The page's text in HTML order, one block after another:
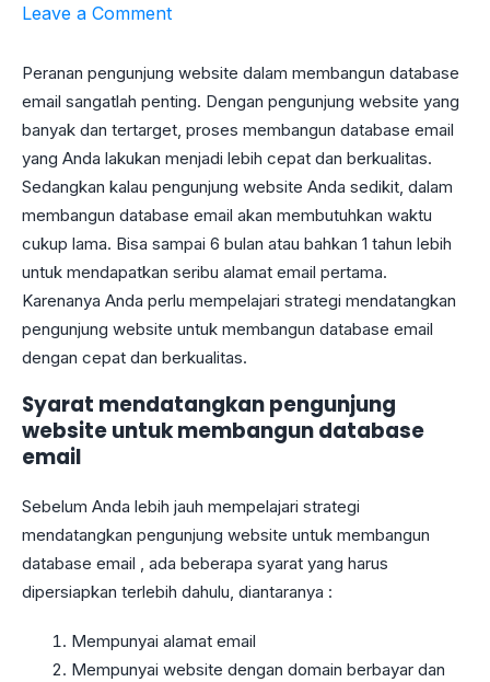
Leave a Comment
Peranan pengunjung website dalam membangun database
email sangatlah penting. Dengan pengunjung website yang
banyak dan tertarget, proses membangun database email
yang Anda lakukan menjadi lebih cepat dan berkualitas.
Sedangkan kalau pengunjung website Anda sedikit, dalam
membangun database email akan membutuhkan waktu
cukup lama. Bisa sampai 6 bulan atau bahkan 1 tahun lebih
untuk mendapatkan seribu alamat email pertama.
Karenanya Anda perlu mempelajari strategi mendatangkan
pengunjung website untuk membangun database email
dengan cepat dan berkualitas.
Syarat mendatangkan pengunjung
website untuk membangun database
email
Sebelum Anda lebih jauh mempelajari strategi
mendatangkan pengunjung website untuk membangun
database email , ada beberapa syarat yang harus
dipersiapkan terlebih dahulu, diantaranya :
Mempunyai alamat email
Mempunyai website dengan domain berbayar dan